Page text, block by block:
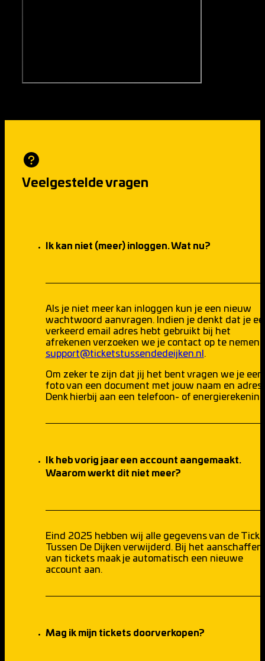
Veelgestelde vragen
Ik kan niet (meer) inloggen. Wat nu?
Als je niet meer kan inloggen kun je een nieuw
wachtwoord aanvragen. Indien je denkt dat je
verkeerd email adres hebt gebruikt bij het
afrekenen verzoeken we je contact op te nemen
support@ticketstussendedeijken.nl .
Om zeker te zijn dat jij het bent vragen we je een
foto van een document met jouw naam en adres.
Denk hierbij aan een telefoon- of
Ik heb vorig jaar een account aangemaakt.
Waarom werkt dit niet meer?
Eind 2025 hebben wij alle gegevens van de
Tussen De Dijken verwijderd. Bij het aanschaffen
van tickets maak je automatisch een nieuwe
account aan.
Mag ik mijn tickets doorverkopen?